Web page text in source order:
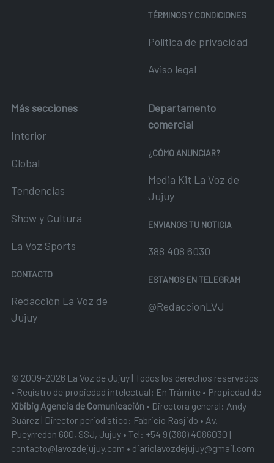
TÉRMINOS Y CONDICIONES
Política de privacidad
Aviso legal
Más secciones
Interior
Global
Tendencias
Show y Cultura
La Voz Sports
CONTACTO
Redacción La Voz de
Jujuy
Departamento
comercial
¿CÓMO ANUNCIAR?
Media Kit La Voz de
Jujuy
ENVIANOS TU NOTICIA
388 408 6030
ESTAMOS EN TELEGRAM
@RedaccionLVJ
© 2009-2026 La Voz de Jujuy | Todos los derechos reservados
• Registro de propiedad intelectual: En Trámite • Propiedad de
Xibibig Agencia de Comunicación • Directora general: Andy
Suárez | Director periodístico: Fabricio Rasjido • Av.
Pueyrredón 680, SSJ, Jujuy • Tel: +54 9 (388) 4086030 |
contacto@lavozdejujuy.com • diariolavozdejujuy@gmail.com